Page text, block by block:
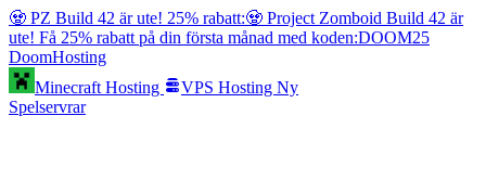
🧟 PZ Build 42 är ute! 25% rabatt:🧟 Project Zomboid Build 42 är
ute! Få 25% rabatt på din första månad med koden:DOOM25
DoomHosting
Minecraft Hosting
VPS Hosting Ny
Spelservrar